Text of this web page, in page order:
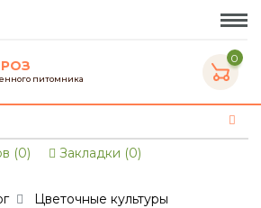
питомника
0
(0) Закладки (0)
Цветочные культуры